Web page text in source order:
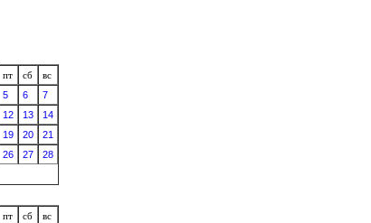
пт сб
вс
5 6
7
12 13
14
19 20
21
26 27
28
пт сб
вс